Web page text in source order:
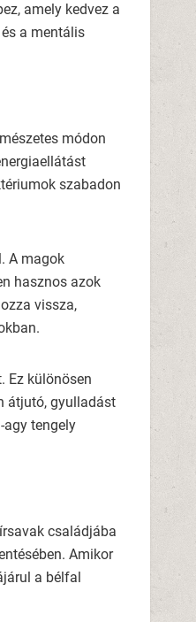
amely kedvez a
a mentális
módon
szabadon
A magok
hasznos azok
vissza,
Ez különösen
átjutó, gyulladást
tengely
családjába
Amikor
a bélfal